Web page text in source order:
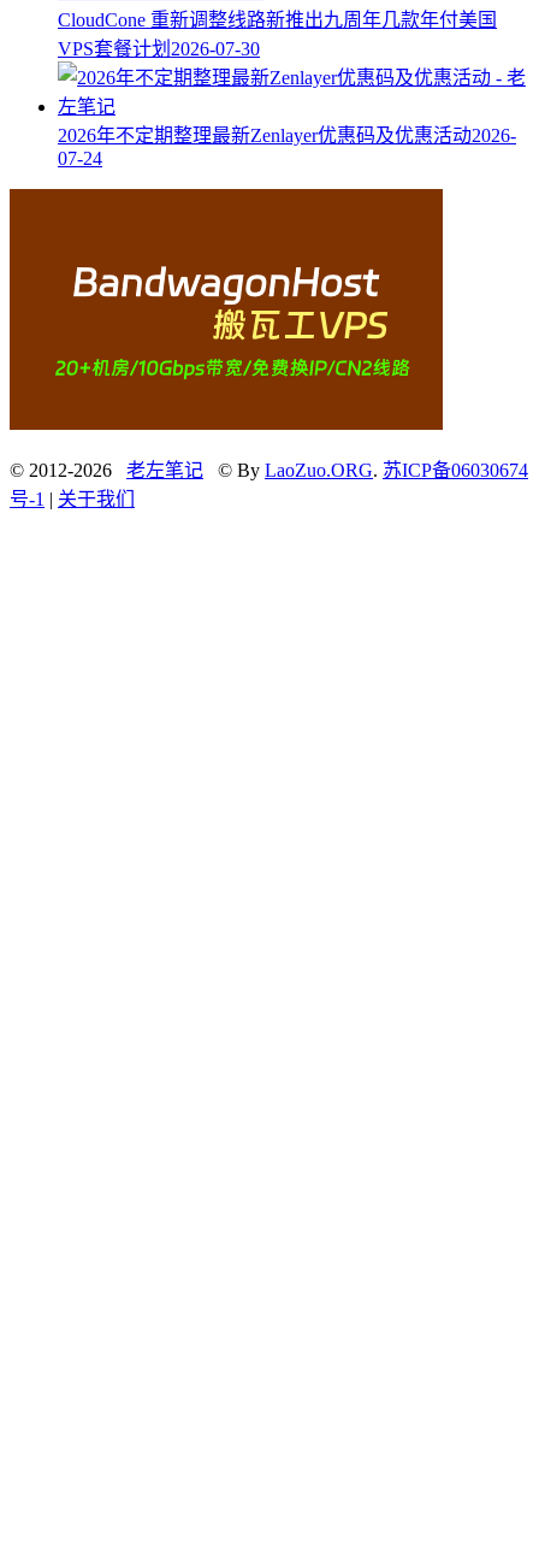
CloudCone 重新调整线路新推出九周年几款年付美国
VPS套餐计划 2026-07-30
2026年不定期整理最新Zenlayer优惠码及优惠活动2026-
07-24
© 2012-2026 老左笔记 © By LaoZuo.ORG. 苏ICP备06030674
号-1 | 关于我们